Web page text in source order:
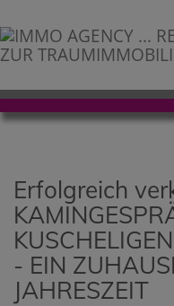
Erfolgreich
- EIN
JAHRESZEIT